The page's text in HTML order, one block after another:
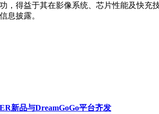
，得益于其在影像系统、芯片性能及快
息披露。
新品与DreamGoGo平台齐发